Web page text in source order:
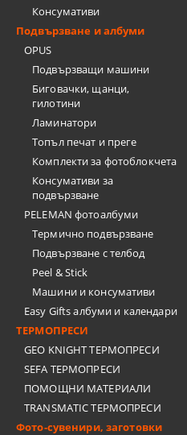
Консумативи
Подвързване и албуми
OPUS
Подвързващи машини
Биговачки, щанци,
гилотини
Ламинатори
Топъл печат и преге
Комплекти за фотоблокчета
Консумативи за
подвързване
PELEMAN фотоалбуми
Термично подвързване
Подвързване с телбод
Peel & Stick
Машини и консумативи
Easy Gifts албуми и календари
ТЕРМОПРЕСИ
GEO KNIGHT ТЕРМОПРЕСИ
SEFA ТЕРМОПРЕСИ
ПОМОЩНИ МАТЕРИАЛИ
TRANSMATIC ТЕРМОПРЕСИ
Фото-сувенири, заготовки